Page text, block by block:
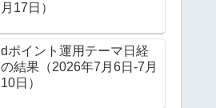
月17日）
dポイント運用テーマ日経
の結果（2026年7月6日-7月
10日）